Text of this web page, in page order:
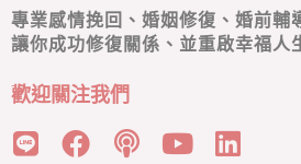
專業感情挽回、婚姻修復、婚前輔
讓你成功修復關係、並重啟幸福人
歡迎關注我們